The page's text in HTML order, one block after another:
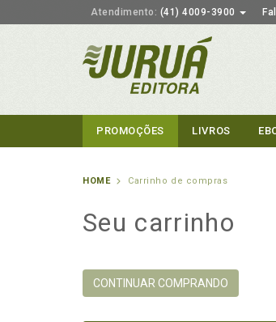
Atendimento: (41) 4009-3900
PROMOÇÕES LIVROS
HOME Carrinho de compras
Seu carrinho
CONTINUAR COMPRANDO